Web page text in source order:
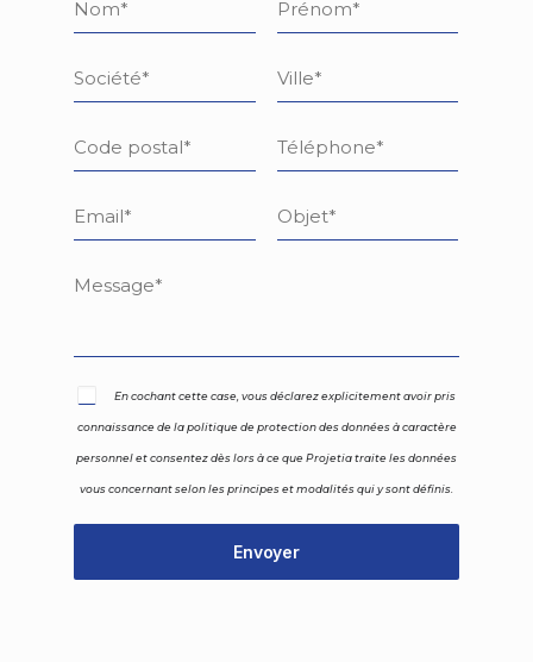
En cochant cette case, vous déclarez explicitement avoir pris
connaissance de la politique de protection des données à caractère
personnel et consentez dès lors à ce que Projetia traite les données
vous concernant selon les principes et modalités qui y sont définis.